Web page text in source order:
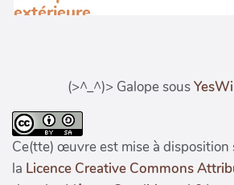
(>^_^)> Galope sous
Ce(tte) œuvre est mise à disposition
la Licence Creative Commons